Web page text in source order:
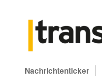
Nachrichtenticker